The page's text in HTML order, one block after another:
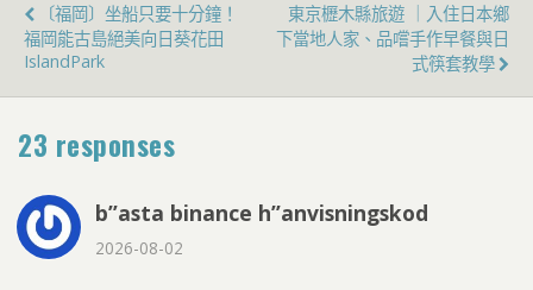
〔福岡〕坐船只要十分鐘！
福岡能古島絕美向日葵花田
IslandPark
東京櫪木縣旅遊 ｜入住日本鄉
下當地人家、品嚐手作早餐與日
式筷套教學
23 responses
b”asta binance h”anvisningskod
2026-08-02